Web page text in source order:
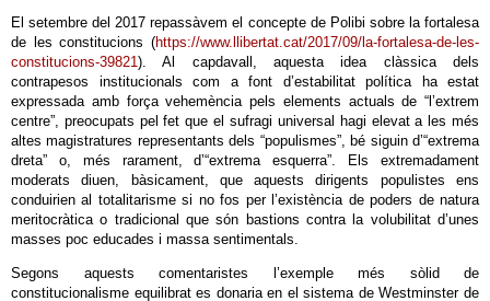
El setembre del 2017 repassàvem el concepte de Polibi sobre la fortalesa
de les constitucions (https://www.llibertat.cat/2017/09/la-fortalesa-de-les-
constitucions-39821). Al capdavall, aquesta idea clàssica dels
contrapesos institucionals com a font d’estabilitat política ha estat
expressada amb força vehemència pels elements actuals de “l’extrem
centre”, preocupats pel fet que el sufragi universal hagi elevat a les més
altes magistratures representants dels “populismes”, bé siguin d’“extrema
dreta” o, més rarament, d’“extrema esquerra”. Els extremadament
moderats diuen, bàsicament, que aquests dirigents populistes ens
conduirien al totalitarisme si no fos per l’existència de poders de natura
meritocràtica o tradicional que són bastions contra la volubilitat d’unes
masses poc educades i massa sentimentals.
Segons aquests comentaristes l’exemple més sòlid de
constitucionalisme equilibrat es donaria en el sistema de Westminster de